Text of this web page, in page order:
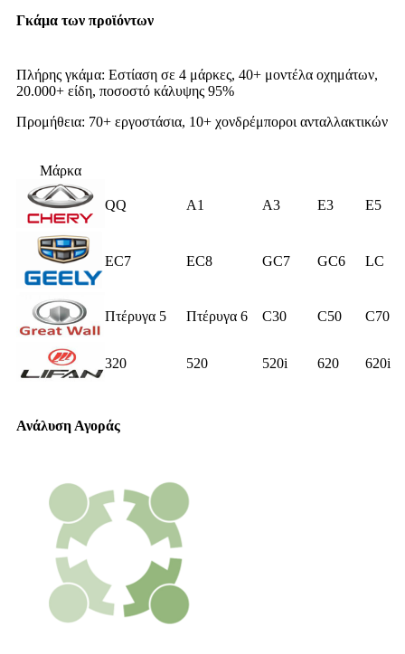
Γκάμα των προϊόντων
Πλήρης γκάμα: Εστίαση σε 4 μάρκες, 40+ μοντέλα οχημάτων,
20.000+ είδη, ποσοστό κάλυψης 95%
Προμήθεια: 70+ εργοστάσια, 10+ χονδρέμποροι ανταλλακτικών
Μάρκα
QQ A1 A3 E3 E5
EC7 EC8 GC7 GC6 LC
Πτέρυγα 5 Πτέρυγα 6 C30 C50 C70
320 520 520i 620 620i
Ανάλυση Αγοράς